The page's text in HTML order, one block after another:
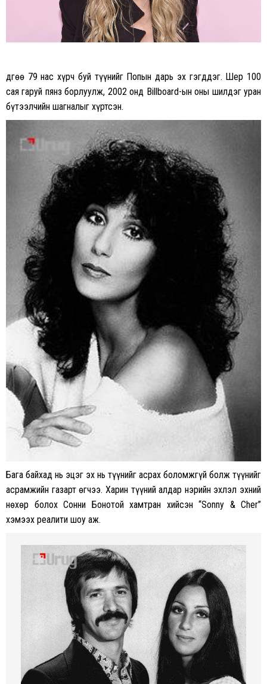
Өдгөө 79 нас хүрч буй түүнийг Попын дарь эх гэгддэг. Шер 100
сая гаруй пянз борлуулж, 2002 онд Billboard-ын оны шилдэг уран
бүтээлчийн шагналыг хүртсэн.
Бага байхад нь эцэг эх нь түүнийг асрах боломжгүй болж түүнийг
асрамжийн газарт өгчээ. Харин түүний алдар нэрийн эхлэл эхний
нөхөр болох Сонни Бонотой хамтран хийсэн “Sonny & Cher”
хэмээх реалити шоу аж.